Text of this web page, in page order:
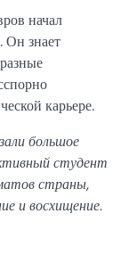
начал
Он знает
карьере.
большое
студент
страны,
и восхищение.